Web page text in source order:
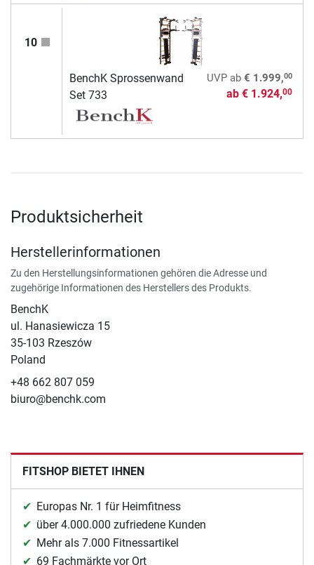
10
BenchK Sprossenwand
Set 733
UVPab € 1.999,00
ab € 1.924,00
Produktsicherheit
Herstellerinformationen
Zu den Herstellungsinformationen gehören die Adresse und
zugehörige Informationen des Herstellers des Produkts.
BenchK
ul. Hanasiewicza 15
35-103 Rzeszów
Poland
+48 662 807 059
biuro@benchk.com
FITSHOP BIETET IHNEN
Europas Nr. 1 für Heimfitness
über 4.000.000 zufriedene Kunden
Mehr als 7.000 Fitnessartikel
69 Fachmärkte vor Ort